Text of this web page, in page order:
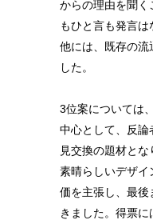
からの理由を聞く
もひと言も発言
他には、既存の流
した。
3位案については
中心として、反論
見交換の題材と
素晴らしいデザイ
価を主張し、最
きました。得票